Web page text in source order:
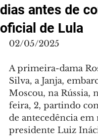
dias antes de
oficial de Lula
02/05/2025
A primeira-dama
Silva, a Janja,
Moscou, na Rússia,
feira, 2, partindo
de antecedência em
presidente Luiz